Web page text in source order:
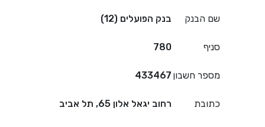
שם הבנק בנק הפועלים (12)
סניף 780
מספר חשבון 433467
כתובת רחוב יגאל אלון 65, תל אביב